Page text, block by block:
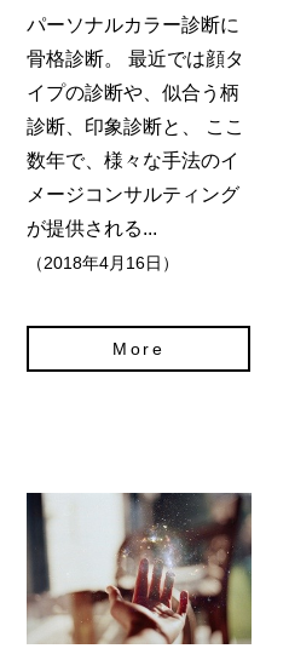
パーソナルカラー診断に
骨格診断。 最近では顔タ
イプの診断や、似合う柄
診断、印象診断と、 ここ
数年で、様々な手法のイ
メージコンサルティング
が提供される...
（2018年4月16日）
More